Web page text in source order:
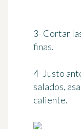
3- Cortar
finas.
4- Justo
salados,
caliente.